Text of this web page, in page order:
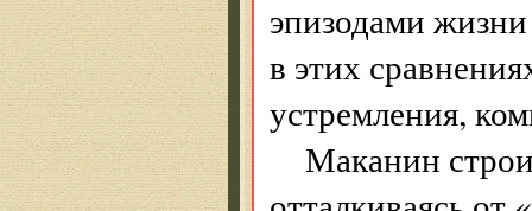
эпизодами
в этих
устремления,
Маканин